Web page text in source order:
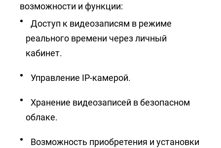
возможности и функции:
Доступ к видеозаписям в режиме
реального времени через личный
кабинет.
Управление IP-камерой.
Хранение видеозаписей в безопасном
облаке.
Возможность приобретения и установки